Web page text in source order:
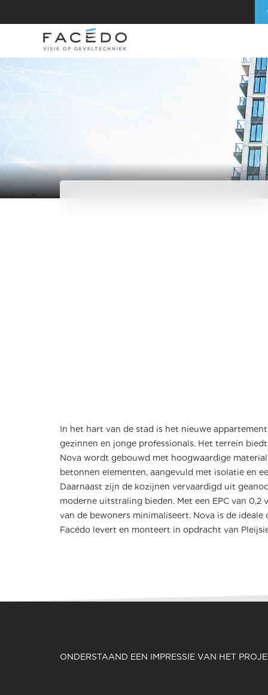
In het hart van de stad is het nieuwe
gezinnen en jonge professionals. Het terrein
Nova wordt gebouwd met hoogwaardige
betonnen elementen, aangevuld met isolatie en
Daarnaast zijn de kozijnen vervaardigd uit
moderne uitstraling bieden. Met een EPC van
van de bewoners minimaliseert. Nova is de
Facédo levert en monteert in opdracht van
ONDERSTAAND EEN IMPRESSIE VAN HET